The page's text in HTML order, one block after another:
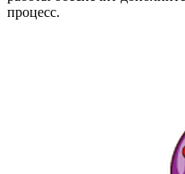
процесс.